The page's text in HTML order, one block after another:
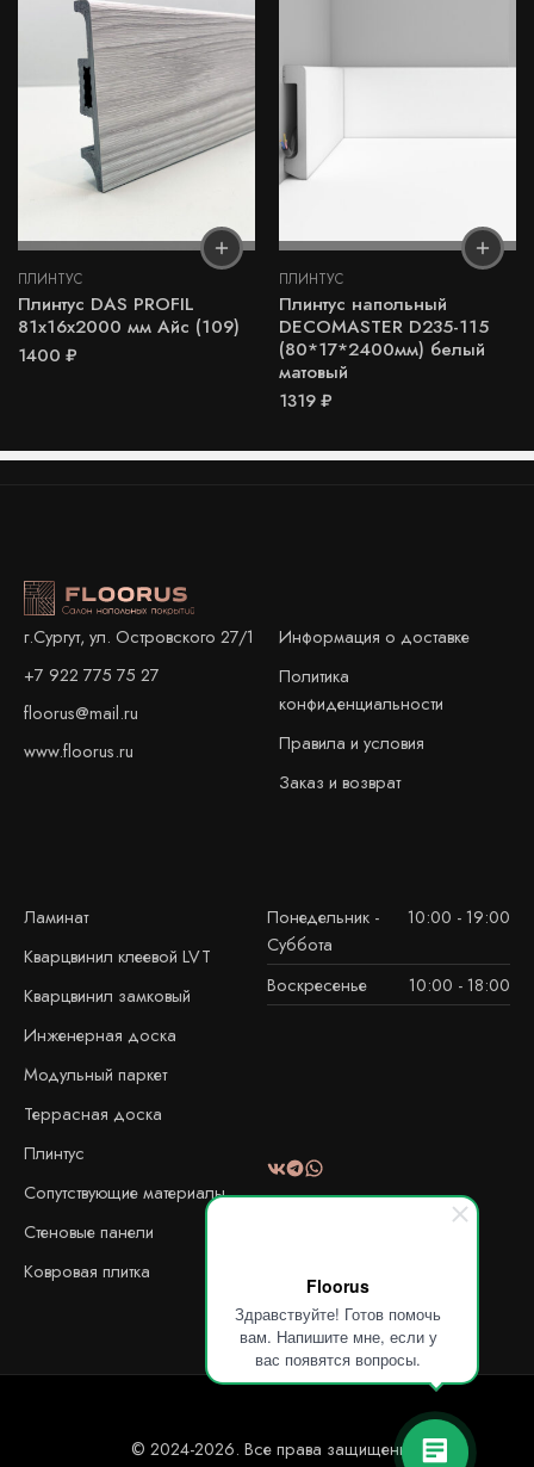
Floorus
Здравствуйте! Готов помочь
вам. Напишите мне, если у
вас появятся вопросы.
ПЛИНТУС
Плинтус DAS PROFIL
81х16х2000 мм Айс (109)
1400 ₽
ПЛИНТУС
Плинтус напольный
DECOMASTER D235-115
(80*17*2400мм) белый
матовый
1319₽
г.Сургут, ул. Островского 27/1
+7 922 775 75 27
floorus@mail.ru
www.floorus.ru
Информация о доставке
Политика
конфиденциальности
Правила и условия
Заказ и возврат
Ламинат
Кварцвинил клеевой LVT
Кварцвинил замковый
Инженерная доска
Модульный паркет
Террасная доска
Плинтус
Сопутствующие материалы
Стеновые панели
Ковровая плитка
Понедельник -
Суббота
10:00 - 19:00
Воскресенье 10:00 - 18:00
© 2024-2026. Все права защищены!